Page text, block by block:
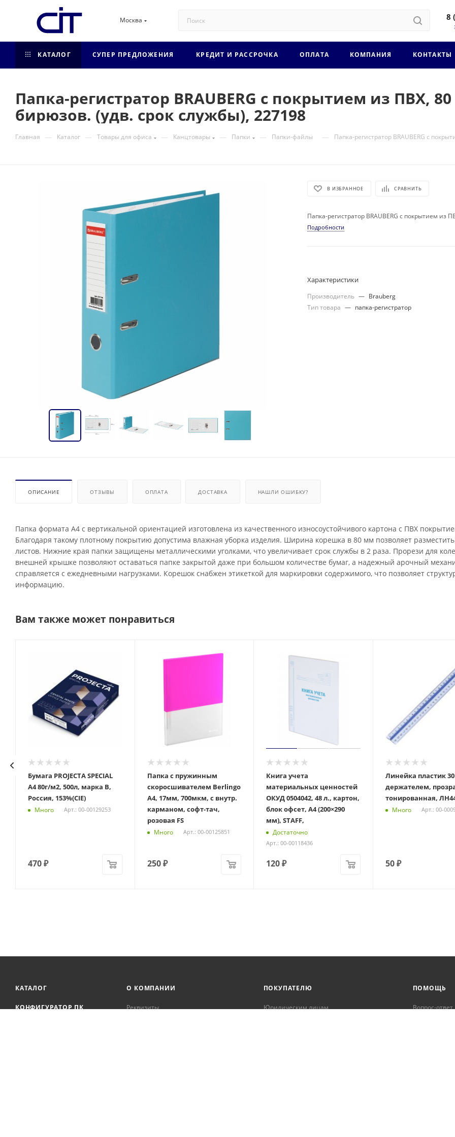
Москва 8
КАТАЛОГ СУПЕР ПРЕДЛОЖЕНИЯ КРЕДИТ И РАССРОЧКА ОПЛАТА КОМПАНИЯ КОНТАКТЫ
Папка-регистратор BRAUBERG с покрытием из ПВХ,
бирюзов. (удв. срок службы), 227198
Главная — Каталог — Товары для офиса — Канцтовары — Папки — Папки-файлы — Папка-регистратор BRAUBERG с
В ИЗБРАННОЕ СРАВНИТЬ
Папка-регистратор BRAUBERG с покрытием из
Подробности
Характеристики
Производитель — Brauberg
Тип товара — папка-регистратор
ОПИСАНИЕ ОТЗЫВЫ ОПЛАТА ДОСТАВКА НАШЛИ ОШИБКУ?
Папка формата А4 с вертикальной ориентацией изготовлена из качественного износоустойчивого картона с ПВХ
Благодаря такому плотному покрытию допустима влажная уборка изделия. Ширина корешка в 80 мм позволяет
листов. Нижние края папки защищены металлическими уголками, что увеличивает срок службы в 2 раза. Прорези для
внешней крышке позволяют оставаться папке закрытой даже при большом количестве бумаг, а надежный арочный
справляется с ежедневными нагрузками. Корешок снабжен этикеткой для маркировки содержимого, что позволяет
информацию.
Вам также может понравиться
Бумага PROJECTA SPECIAL
А4 80г/м2, 500л, марка B,
Россия, 153%(CIE)
Много Арт.: 00-00129253
470₽
Папка с пружинным
скоросшивателем Berlingo
А4, 17мм, 700мкм, с внутр.
карманом, софт-тач,
розовая FS
Много Арт.: 00-00125851
250₽
Книга учета
материальных ценностей
ОКУД 0504042, 48 л., картон,
блок офсет, А4 (200×290
мм), STAFF,
Достаточно
Арт.: 00-00118436
120₽
Линейка пластик
держателем,
тонированная,
Много Арт.: 00-
50₽
КАТАЛОГ
КОНФИГУРАТОР ПК
О КОМПАНИИ
Реквизиты
ПОКУПАТЕЛЮ
Юридическим лицам
ПОМОЩЬ
Вопрос-ответ